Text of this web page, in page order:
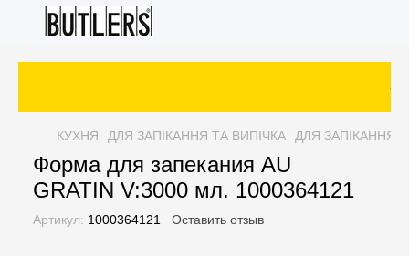
КУХНЯ ДЛЯ ЗАПІКАННЯ ТА ВИПІЧКА ДЛЯ ЗАПІКАННЯ
Форма для запекания AU
GRATIN V:3000 мл. 1000364121
Артикул: 1000364121 Оставить отзыв